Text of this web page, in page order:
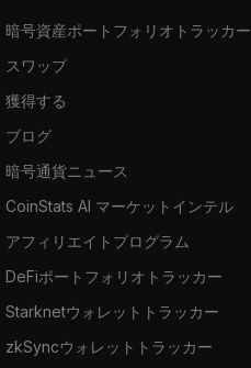
暗号資産ポートフォリオトラッカー
スワップ
獲得する
ブログ
暗号通貨ニュース
CoinStats AI マーケットインテル
アフィリエイトプログラム
DeFiポートフォリオトラッカー
Starknetウォレットトラッカー
zkSyncウォレットトラッカー